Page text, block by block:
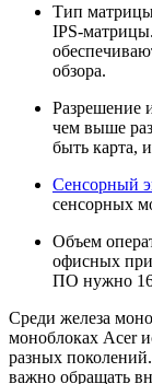
Тип
IPS-
обзора.
Разрешение
чем выше
быть карта,
Сенсорный
сенсорных
Объем
офисных
ПО нужно
Среди железа
моноблоках Acer
разных
важно обращать